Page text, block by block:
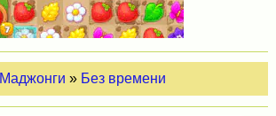
Маджонги » Без времени